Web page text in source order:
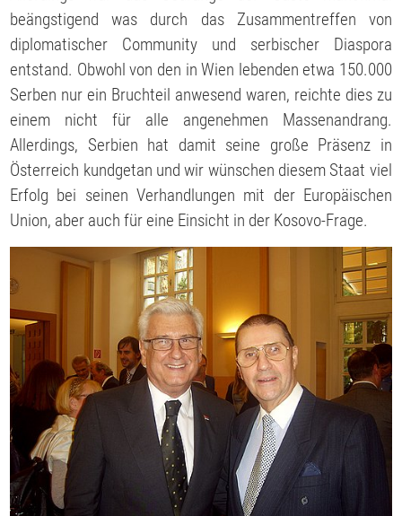
beängstigend was durch das Zusammentreffen von
diplomatischer Community und serbischer Diaspora
entstand. Obwohl von den in Wien lebenden etwa 150.000
Serben nur ein Bruchteil anwesend waren, reichte dies zu
einem nicht für alle angenehmen Massenandrang.
Allerdings, Serbien hat damit seine große Präsenz in
Österreich kundgetan und wir wünschen diesem Staat viel
Erfolg bei seinen Verhandlungen mit der Europäischen
Union, aber auch für eine Einsicht in der Kosovo-Frage.